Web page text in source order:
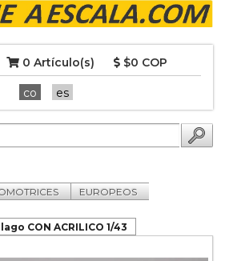
0 Artículo(s) $0 COP
co es
EUROPEOS
CON ACRILICO 1/43